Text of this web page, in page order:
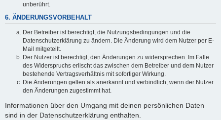
unberührt.
6. ÄNDERUNGSVORBEHALT
Der Betreiber ist berechtigt, die Nutzungsbedingungen und die
Datenschutzerklärung zu ändern. Die Änderung wird dem Nutzer per E-
Mail mitgeteilt.
Der Nutzer ist berechtigt, den Änderungen zu widersprechen. Im Falle
des Widerspruchs erlischt das zwischen dem Betreiber und dem Nutzer
bestehende Vertragsverhältnis mit sofortiger Wirkung.
Die Änderungen gelten als anerkannt und verbindlich, wenn der Nutzer
den Änderungen zugestimmt hat.
Informationen über den Umgang mit deinen persönlichen Daten
sind in der Datenschutzerklärung enthalten.